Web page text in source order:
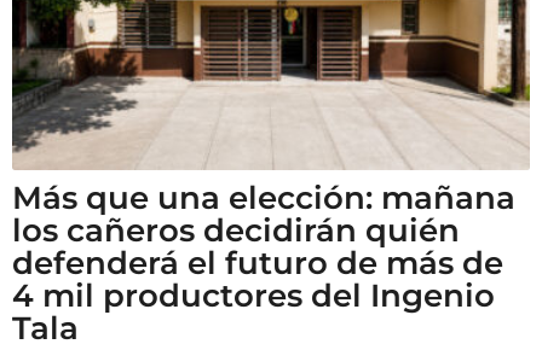
Más que una elección: mañana
los cañeros decidirán quién
defenderá el futuro de más de
4 mil productores del Ingenio
Tala